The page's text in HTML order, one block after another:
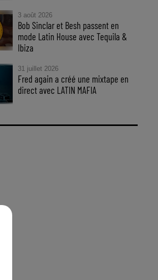
3 août 2026
Bob Sinclar et Besh passent en
mode Latin House avec Tequila &
Ibiza
31 juillet 2026
Fred again a créé une mixtape en
direct avec LATIN MAFIA